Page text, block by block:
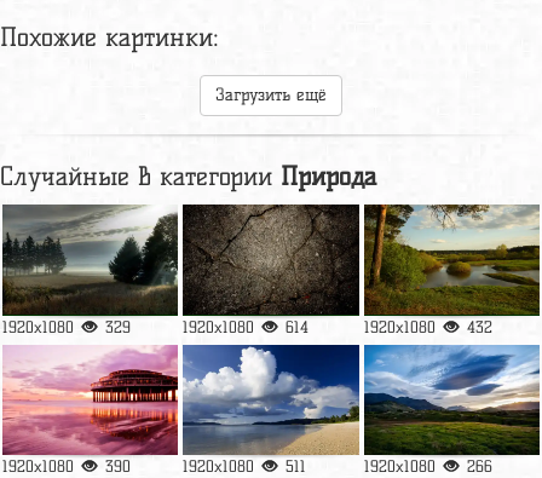
Похожие картинки:
Загрузить ещё
Случайные в категории Природа
1920x1080 329 1920x1080 614 1920x1080 432
1920x1080 390 1920x1080 511 1920x1080 266